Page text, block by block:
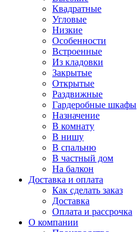
Квадратные
Угловые
Низкие
Особенности
Встроенные
Из кладовки
Закрытые
Открытые
Раздвижные
Гардеробные шкафы
Назначение
В комнату
В нишу
В спальню
В частный дом
На балкон
Доставка и оплата
Как сделать заказ
Доставка
Оплата и рассрочка
О компании